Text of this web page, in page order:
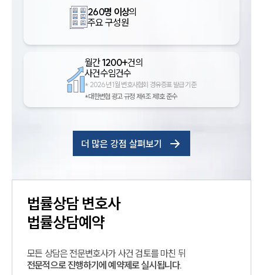
260명 이상의
주요 구성원
월간1200+건의
사건수임건수
* 2026년 1월 변호사협회 경유증표 발급 기준
*대한변협 광고 규정 제4조 제1호 준수
더 많은 강점 살펴보기
법률상담변호사
법률상담예약
모든 상담은 전문변호사가 사건 검토를 마친 뒤
전문적으로 진행하기에 예약제로 실시됩니다.